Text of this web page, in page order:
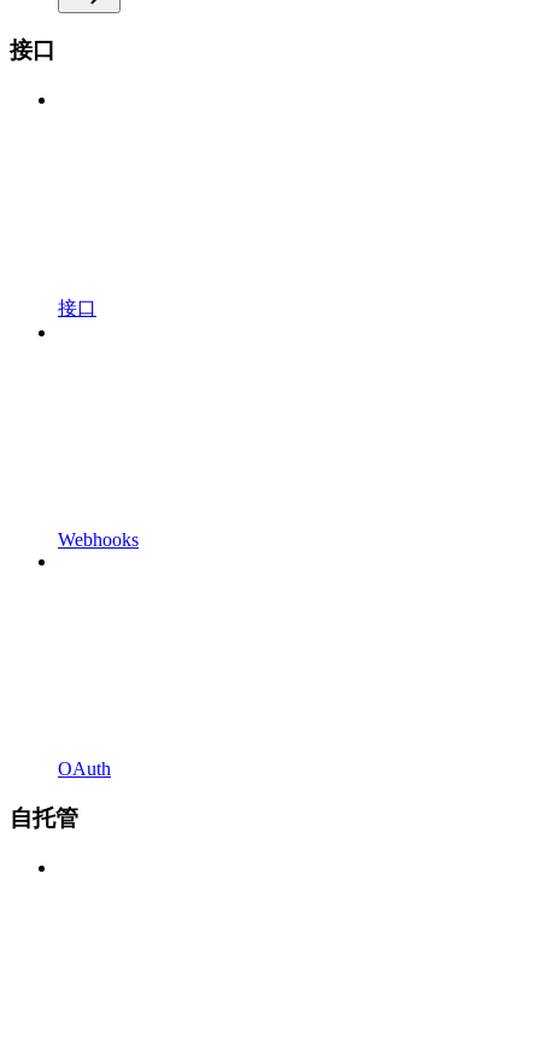
接口
接口
Webhooks
OAuth
自托管